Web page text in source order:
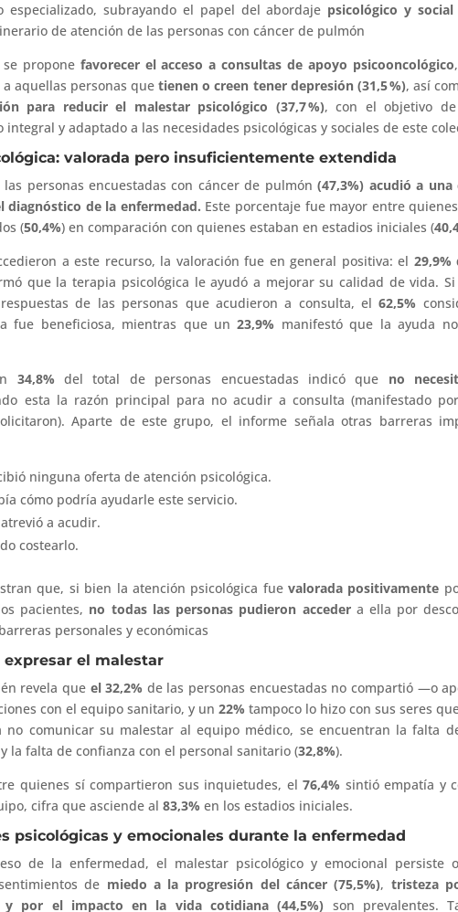
especializado, subrayando el papel del abordaje psicológico y social
de atención de las personas con cáncer de pulmón
propone favorecer el acceso a consultas de apoyo psicooncológico
aquellas personas quetienen o creen tener depresión (31,5%), así
para reducir el malestar psicológico (37,7%), con el objetivo
integral y adaptado a las necesidades psicológicas y sociales de este
valorada pero insuficientemente extendida
personas encuestadas con cáncer de pulmón(47,3%) acudió a
diagnóstico de la enfermedad. Este porcentaje fue mayor entre
(50,4%) en comparación con quienes estaban en estadios iniciales (
a este recurso, la valoración fue en general positiva: el
que la terapia psicológica le ayudó a mejorar su calidad de vida. Si
de las personas que acudieron a consulta, el62,5%
fue beneficiosa, mientras que un23,9% manifestó que la ayuda
34,8% del total de personas encuestadas indicó que no
esta la razón principal para no acudir a consulta (manifestado
Aparte de este grupo, el informe señala otras barreras
ninguna oferta de atención psicológica.
cómo podría ayudarle este servicio.
a acudir.
costearlo.
que, si bien la atención psicológica fue valorada positivamente
pacientes, no todas las personas pudieron accedera ella por
personales y económicas
expresar el malestar
revela que el 32,2% de las personas encuestadas no compartió —o
con el equipo sanitario, y un 22% tampoco lo hizo con sus seres
no comunicar su malestar al equipo médico, se encuentran la falta
la falta de confianza con el personal sanitario (32,8%).
quienes sí compartieron sus inquietudes, el76,4% sintió empatía y
cifra que asciende al83,3% en los estadios iniciales.
psicológicas y emocionales durante la enfermedad
de la enfermedad, el malestar psicológico y emocional persiste
de miedo a la progresión del cáncer (75,5%), tristeza
y por el impacto en la vida cotidiana (44,5%) son prevalentes.